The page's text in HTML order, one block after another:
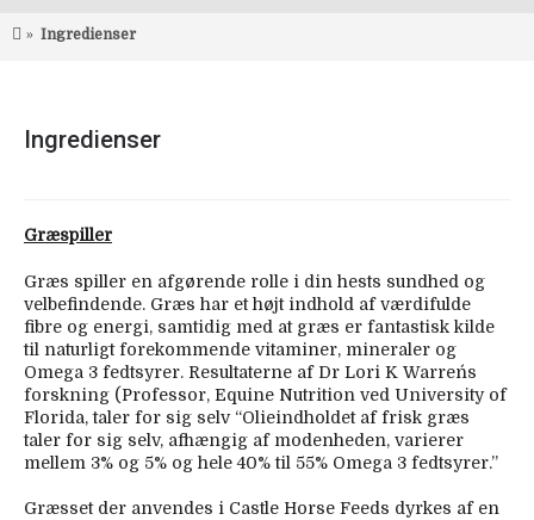
Ingredienser
Ingredienser
Græspiller
Græs spiller en afgørende rolle i din hests sundhed og
velbefindende. Græs har et højt indhold af værdifulde
fibre og energi, samtidig med at græs er fantastisk kilde
til naturligt forekommende vitaminer, mineraler og
Omega 3 fedtsyrer. Resultaterne af Dr Lori K Warren´s
forskning (Professor, Equine Nutrition ved University of
Florida, taler for sig selv “Olieindholdet af frisk græs
taler for sig selv, afhængig af modenheden, varierer
mellem 3% og 5% og hele 40% til 55% Omega 3 fedtsyrer.”
Græsset der anvendes i Castle Horse Feeds dyrkes af en